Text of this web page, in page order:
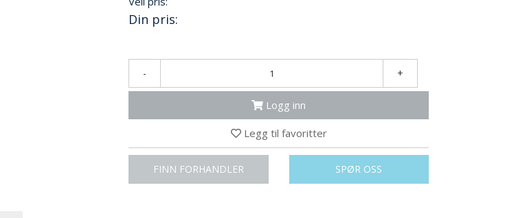
Din pris:
- +
Logg inn
Legg til favoritter
FINN FORHANDLER SPØR OSS